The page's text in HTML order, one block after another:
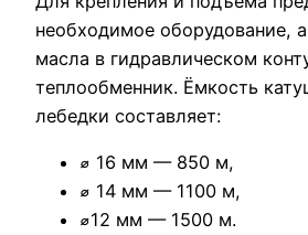
необходимое оборудование,
масла в гидравлическом
теплообменник. Ёмкость
лебедки составляет:
⌀ 16 мм — 850 м,
⌀ 14 мм — 1100 м,
⌀12 мм — 1500 м.